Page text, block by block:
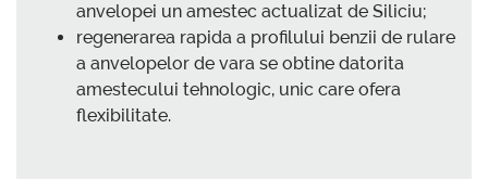
anvelopei un amestec actualizat de Siliciu;
regenerarea rapida a profilului benzii de rulare
a anvelopelor de vara se obtine datorita
amestecului tehnologic, unic care ofera
flexibilitate.